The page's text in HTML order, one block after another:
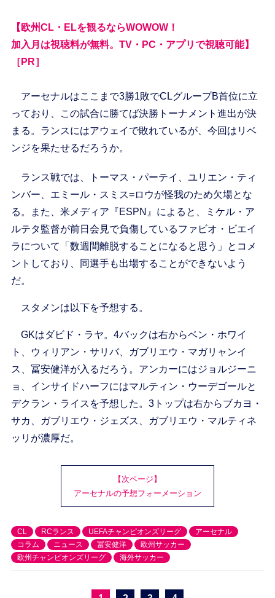
【欧州CL・ELを観るならWOWOW！
加入月は視聴料が無料。TV・PC・アプリで視聴可能】
［PR］
アーセナルはここまで3勝1敗でCLグループB首位に立
っており、この試合に勝てば決勝トーナメント進出が決
まる。ランスにはアウェイで敗れているが、今回はリベ
ンジを果たせるだろうか。
ランス戦では、トーマス・パーテイ、ユリエン・ティ
ンバー、エミール・スミス=ロウが怪我のため欠場とな
る。また、米メディア『ESPN』によると、ミケル・ア
ルテタ監督が前日会見で負傷しているファビオ・ビエイ
ラについて「数週間離脱することになると思う」とコメ
ントしており、同選手も出場することができないよう
だ。
スタメンは以下を予想する。
GKはダビド・ラヤ。4バックは右からベン・ホワイ
ト、ウィリアン・サリバ、ガブリエウ・マガリャンイ
ス、冨安健洋が入るだろう。アンカーにはジョルジーニ
ョ、インサイドハーフにはマルティン・ウーデゴールと
デクラン・ライスを予想した。3トップは右からブカヨ・
サカ、ガブリエウ・ジェズス、ガブリエウ・マルティネ
ッリが濃厚だ。
【次ページ】
アーセナルの予想フォーメーション
CL RCランス UEFAチャンピオンズリーグ
アーセナル
コラム
ニュース 冨安健洋
欧州サッカー
欧州チャンピオンズリーグ
海外サッカー